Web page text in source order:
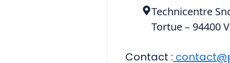
Technicentre
Tortue – 94400
Contact :